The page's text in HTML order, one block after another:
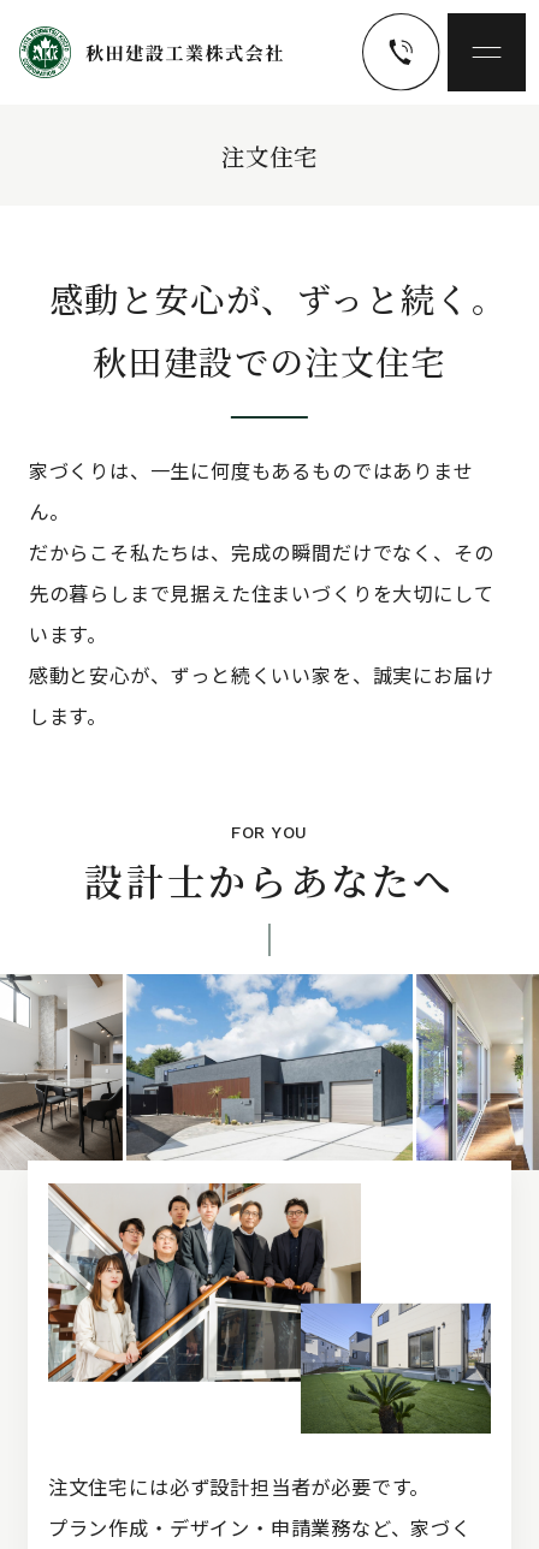
注文住宅
感動と安心が、ずっと続く｡
秋田建設での注文住宅
家づくりは、一生に何度もあるものではありませ
ん。
だからこそ私たちは、完成の瞬間だけでなく、その
先の暮らしまで見据えた住まいづくりを大切にして
います。
感動と安心が、ずっと続くいい家を、誠実にお届け
します。
FOR YOU
設計士からあなたへ
注文住宅には必ず設計担当者が必要です。
プラン作成・デザイン・申請業務など、家づく